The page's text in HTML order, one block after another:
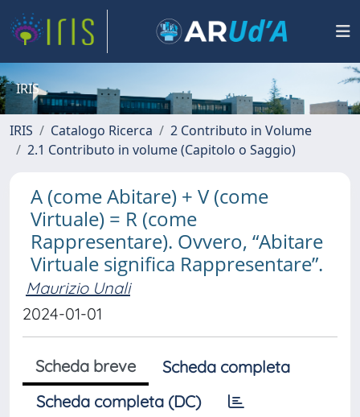
IRIS
IRIS Catalogo Ricerca
2 Contributo in Volume
2.1 Contributo in volume (Capitolo o Saggio)
A (come Abitare) + V (come
Virtuale) = R (come
Rappresentare). Ovvero, “Abitare
Virtuale significa Rappresentare”.
Maurizio Unali
2024-01-01
Scheda breve
Scheda completa
Scheda completa (DC)